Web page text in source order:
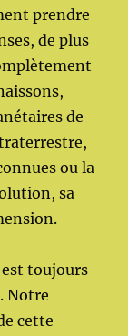
prendre
de plus
de
ou la
sa
est toujours
Notre
cette